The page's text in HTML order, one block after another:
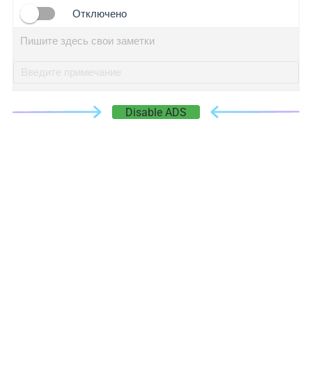
Отключено
Пишите здесь свои заметки
Disable ADS